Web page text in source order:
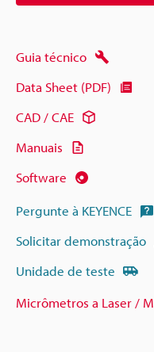
Guia técnico
Data Sheet (PDF)
CAD / CAE
Manuais
Software
Pergunte à KEYENCE
Solicitar demonstração
Unidade de teste
Micrômetros a Laser /